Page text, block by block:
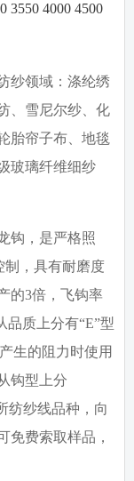
3550 4000 4500
领域：涤纶绣
、雪尼尔纱、化
胎帘子布、地毯
玻璃纤维细纱
钩，是严格照
制，具有耐磨度
的3倍，飞钩率
品质上分有“E”型
生的阻力时使用
钩型上分
纺纱线品种，向
免费索取样品，